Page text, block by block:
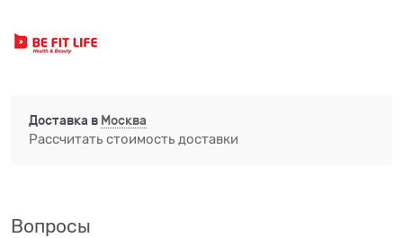
Доставка в Москва
Рассчитать стоимость доставки
Вопросы